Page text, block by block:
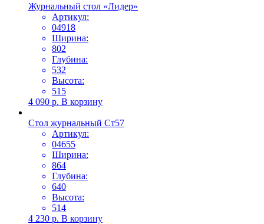
Журнальный стол «Лидер»
Артикул:
04918
Ширина:
802
Глубина:
532
Высота:
515
4 090 р. В корзину
Стол журнальный Ст57
Артикул:
04655
Ширина:
864
Глубина:
640
Высота:
514
4 230 р. В корзину